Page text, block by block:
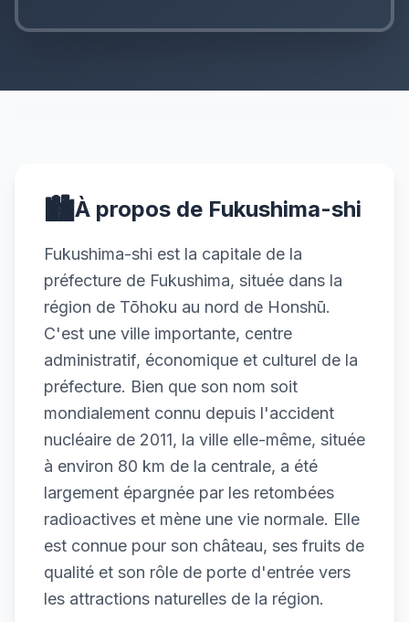
🏙️À propos de Fukushima-shi
Fukushima-shi est la capitale de la
préfecture de Fukushima, située dans la
région de Tōhoku au nord de Honshū.
C'est une ville importante, centre
administratif, économique et culturel de la
préfecture. Bien que son nom soit
mondialement connu depuis l'accident
nucléaire de 2011, la ville elle-même, située
à environ 80 km de la centrale, a été
largement épargnée par les retombées
radioactives et mène une vie normale. Elle
est connue pour son château, ses fruits de
qualité et son rôle de porte d'entrée vers
les attractions naturelles de la région.